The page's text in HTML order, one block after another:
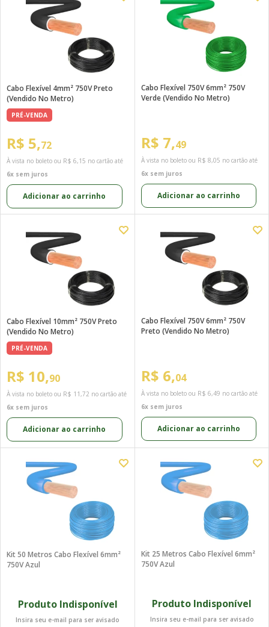
Cabo Flexível 4mm² 750V Preto
(Vendido No Metro)
PRÉ-VENDA
R$ 5,72
À vista no boleto ou R$ 6,15 no cartão até
6x sem juros
Adicionar ao carrinho
Cabo Flexível 750V 6mm² 750V
Verde (Vendido No Metro)
R$ 7,49
À vista no boleto ou R$ 8,05 no cartão até
6x sem juros
Adicionar ao carrinho
Cabo Flexível 10mm² 750V Preto
(Vendido No Metro)
PRÉ-VENDA
R$ 10,90
À vista no boleto ou R$ 11,72 no cartão até
6x sem juros
Adicionar ao carrinho
Cabo Flexível 750V 6mm² 750V
Preto (Vendido No Metro)
R$ 6,04
À vista no boleto ou R$ 6,49 no cartão até
6x sem juros
Adicionar ao carrinho
Kit 50 Metros Cabo Flexível 6mm²
750V Azul
Produto Indisponível
Insira seu e-mail para ser avisado
Kit 25 Metros Cabo Flexível 6mm²
750V Azul
Produto Indisponível
Insira seu e-mail para ser avisado